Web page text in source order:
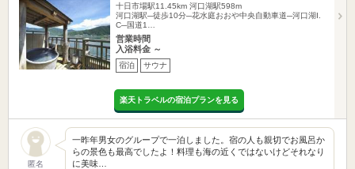
十日市場駅11.45km 河口湖駅598m
河口湖駅─徒歩10分─花水庭おおや中央自動車道─河口湖I.
C─国道1…
営業時間
入浴料金 ～
宿泊 サウナ
楽天トラベルの宿泊プランを見る
匿名
一昨年男女のグループで一泊しました。宿の人も親切でお風呂か
らの景色も最高でしたよ！料理も海の近くではないけどそれなり
に美味…